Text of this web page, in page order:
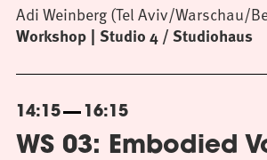
Workshop Studio 4 / Studiohaus
Adi Weinberg (Tel Aviv/Warschau/
14:15 16:15
WS 03: Embodied